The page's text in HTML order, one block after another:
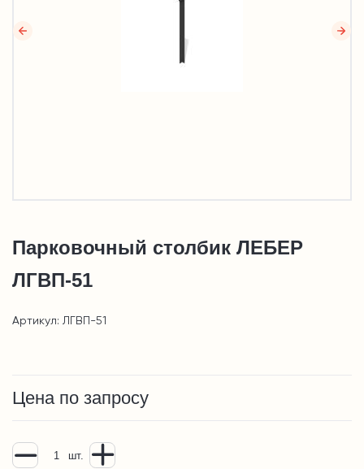
Парковочный столбик ЛЕБЕР
ЛГВП-51
Артикул: ЛГВП-51
Цена по запросу
шт.